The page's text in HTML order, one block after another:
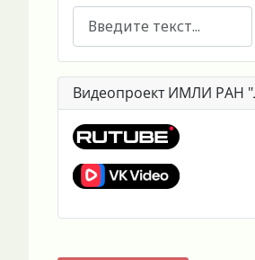
Поиск
Видеопроект ИМЛИ РАН